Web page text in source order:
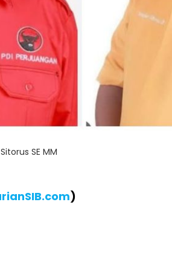
SE MM
)